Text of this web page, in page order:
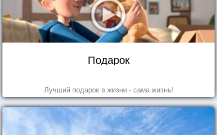
Подарок
Лучший подарок в жизни - сама жизнь!